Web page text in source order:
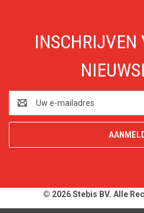
INSCHRIJVEN
mailadres
© 2026 Stebis BV. Alle